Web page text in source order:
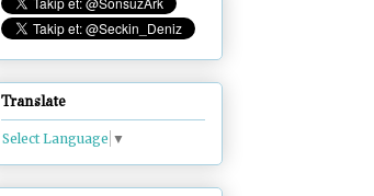
Translate
Select Language ▼